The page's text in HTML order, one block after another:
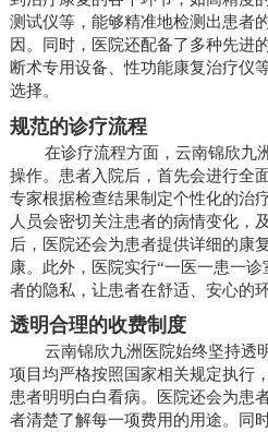
测试仪等，能够精准地检测出患者
因。同时，医院还配备了多种先进
断术专用设备、性功能康复治疗仪
选择。
规范的诊疗流程
在诊疗流程方面，云南锦欣九
操作。患者入院后，首先会进行全
专家根据检查结果制定个性化的治
人员会密切关注患者的病情变化，
后，医院还会为患者提供详细的康
康。此外，医院实行“一医一患一
者的隐私，让患者在舒适、安心的
透明合理的收费制度
云南锦欣九洲医院始终坚持透
项目均严格按照国家相关规定执行
患者明明白白看病。医院还会为患
者清楚了解每一项费用的用途。同